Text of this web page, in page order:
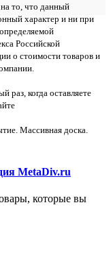
то, что данный
характер и ни при
Российской
о стоимости товаров и
раз, когда оставляете
Массивная доска.
MetaDiv.ru
которые вы